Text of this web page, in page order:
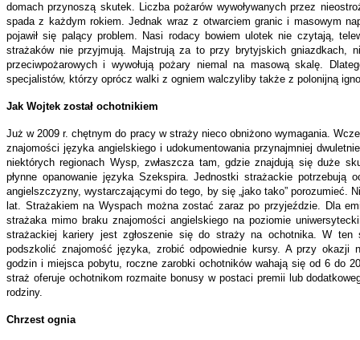
domach przynoszą skutek. Liczba pożarów wywoływanych przez
spada z każdym rokiem. Jednak wraz z otwarciem granic i masowym
pojawił się palący problem. Nasi rodacy bowiem ulotek nie czytają,
strażaków nie przyjmują. Majstrują za to przy brytyjskich gniazdkach,
przeciwpożarowych i wywołują pożary niemal na masową skalę.
specjalistów, którzy oprócz walki z ogniem walczyliby także z polonijną
Jak Wojtek został ochotnikiem
Już w 2009 r. chętnym do pracy w straży nieco obniżono wymagania.
znajomości języka angielskiego i udokumentowania przynajmniej
niektórych regionach Wysp, zwłaszcza tam, gdzie znajdują się duże
płynne opanowanie języka Szekspira. Jednostki strażackie potrzebują
angielszczyzny, wystarczającymi do tego, by się „jako tako” porozumieć.
lat. Strażakiem na Wyspach można zostać zaraz po przyjeździe. Dla
strażaka mimo braku znajomości angielskiego na poziomie
strażackiej kariery jest zgłoszenie się do straży na ochotnika. W ten
podszkolić znajomość języka, zrobić odpowiednie kursy. A przy okazji
godzin i miejsca pobytu, roczne zarobki ochotników wahają się od 6 do
straż oferuje ochotnikom rozmaite bonusy w postaci premii lub
rodziny.
Chrzest ognia